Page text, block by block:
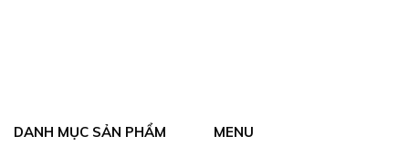
DANH MỤC SẢN PHẨM MENU